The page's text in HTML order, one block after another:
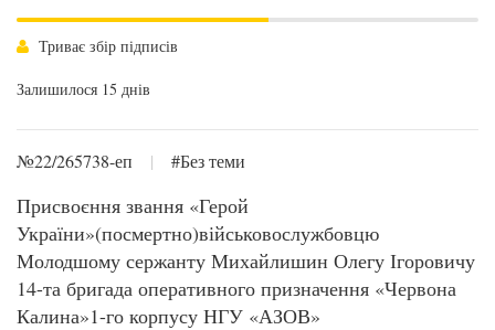
Триває збір підписів
Залишилося 15 днів
№22/265738-еп | #Без теми
Присвоєння звання «Герой
України»(посмертно)військовослужбовцю
Молодшому сержанту Михайлишин Олегу Ігоровичу
14-та бригада оперативного призначення «Червона
Калина»1-го корпусу НГУ «АЗОВ»